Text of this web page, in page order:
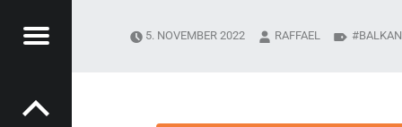
Menü 5. NOVEMBER 2022 RAFFAEL BALKAN